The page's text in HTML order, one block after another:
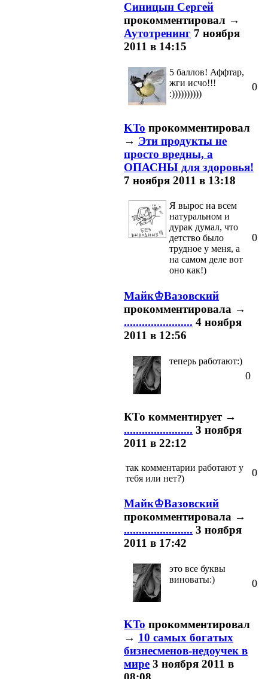
Синицын Сергей
прокомментировал →
Аутотренинг 7 ноября
2011 в 14:15
5 баллов! Аффтар,
жги исчо!!!
:))))))))))
0
KTo прокомментировал
→ Эти продукты не
просто вредны, а
ОПАСНЫ для здоровья!
7 ноября 2011 в 13:18
Я вырос на всем
натуральном и
дурак думал, что
детство было
трудное у меня, а
на самом деле вот
оно как!)
0
Майк♔Вазовский
прокомментировала →
....................... 4 ноября
2011 в 12:56
теперь работают:)
0
КТо комментирует→
....................... 3 ноября
2011 в 22:12
так комментарии работают у
тебя или нет?)
0
Майк♔Вазовский
прокомментировала →
....................... 3 ноября
2011 в 17:42
это все буквы
виноваты:)
0
KTo прокомментировал
→ 10 самых богатых
бизнесменов-недоучек в
мире 3 ноября 2011 в